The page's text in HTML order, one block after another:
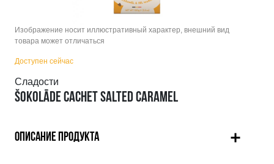
Изображение носит иллюстративный характер, внешний вид
товара может отличаться
Доступен сейчас
Сладости
ŠOKOLĀDE CACHET SALTED CARAMEL
ОПИСАНИЕ ПРОДУКТА